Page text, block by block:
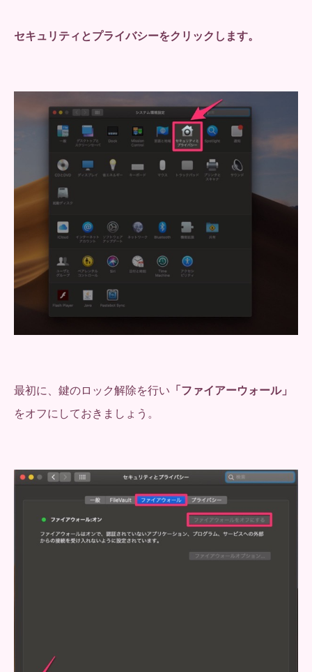
セキュリティとプライバシーをクリックします。
最初に、鍵のロック解除を行い 「ファイアーウォール」
をオフにしておきましょう。